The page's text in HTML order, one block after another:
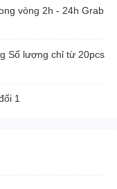
vòng 2h - 24h Grab
Số lượng chỉ từ 20pcs
1